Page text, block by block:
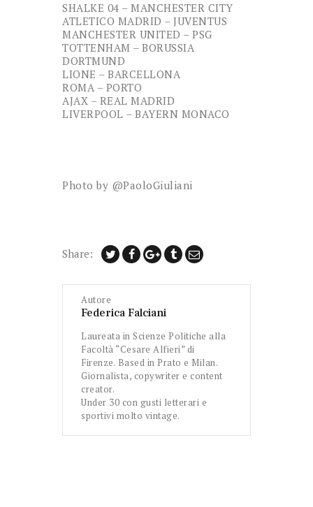
SHALKE 04 – MANCHESTER CITY
ATLETICO MADRID – JUVENTUS
MANCHESTER UNITED – PSG
TOTTENHAM – BORUSSIA
DORTMUND
LIONE – BARCELLONA
ROMA – PORTO
AJAX – REAL MADRID
LIVERPOOL – BAYERN MONACO
Photo by @PaoloGiuliani
Share:
Autore
Federica Falciani
Laureata in Scienze Politiche alla
Facoltà “Cesare Alfieri” di
Firenze. Based in Prato e Milan.
Giornalista, copywriter e content
creator.
Under 30 con gusti letterari e
sportivi molto vintage.